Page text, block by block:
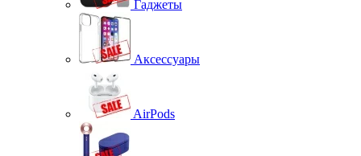
Гаджеты
Аксессуары
AirPods